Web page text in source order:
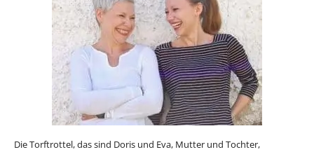
Die Torftrottel, das sind Doris und Eva, Mutter und Tochter,